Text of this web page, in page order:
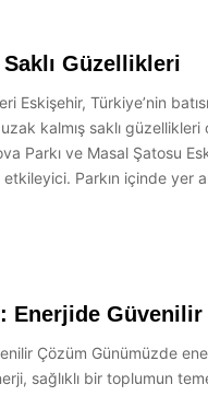
Güzellikleri
Eskişehir, Türkiye’nin
kalmış saklı
Parkı ve Masal Şatosu
Parkın içinde yer
Enerjide Güvenilir
Çözüm Günümüzde
sağlıklı bir toplumun